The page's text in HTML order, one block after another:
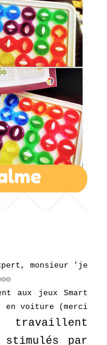
monsieur 'je
aux jeux Smart
en voiture (merci
travaillent
par